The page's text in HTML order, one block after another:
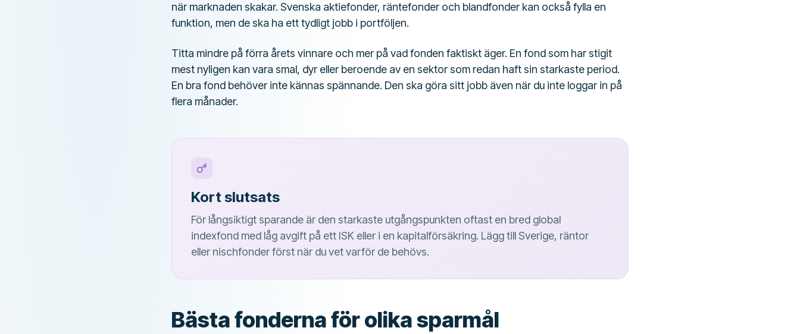
när marknaden skakar. Svenska aktiefonder, räntefonder och blandfonder kan också fylla en
funktion, men de ska ha ett tydligt jobb i portföljen.
Titta mindre på förra årets vinnare och mer på vad fonden faktiskt äger. En fond som har stigit
mest nyligen kan vara smal, dyr eller beroende av en sektor som redan haft sin starkaste period.
En bra fond behöver inte kännas spännande. Den ska göra sitt jobb även när du inte loggar in på
flera månader.
Kort slutsats
För långsiktigt sparande är den starkaste utgångspunkten oftast en bred global
indexfond med låg avgift på ett ISK eller i en kapitalförsäkring. Lägg till Sverige, räntor
eller nischfonder först när du vet varför de behövs.
Bästa fonderna för olika sparmål